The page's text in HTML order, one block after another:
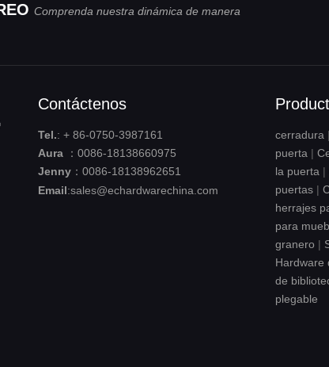
Comprenda nuestra dinámica de manera
Contáctenos
Tel.: + 86-0750-3987161
Aura ：0086-18138660975
Jenny ：0086-18138962651
Email:sales@echardwarechina.com
cerradura |
puerta |
la puerta |
puertas |
herrajes
para
granero |
Hardware
de
plegable